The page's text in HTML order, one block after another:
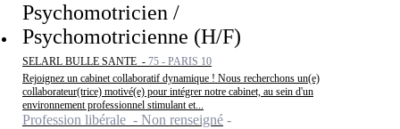
Psychomotricien /
Psychomotricienne (H/F)
SELARL BULLE SANTE - 75 - PARIS 10
Rejoignez un cabinet collaboratif dynamique ! Nous recherchons un(e)
collaborateur(trice) motivé(e) pour intégrer notre cabinet, au sein d'un
environnement professionnel stimulant et...
Profession libérale - Non renseigné